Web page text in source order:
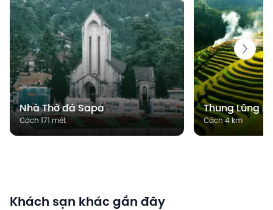
Nhà Thờ đá Sapa
Cách 171 mét
Thung Lũng
Cách 4 km
Khách sạn khác gần đây